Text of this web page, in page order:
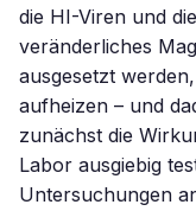
die HI-Viren und
veränderliches
ausgesetzt
aufheizen – und
zunächst die
Labor ausgiebig
Untersuchungen